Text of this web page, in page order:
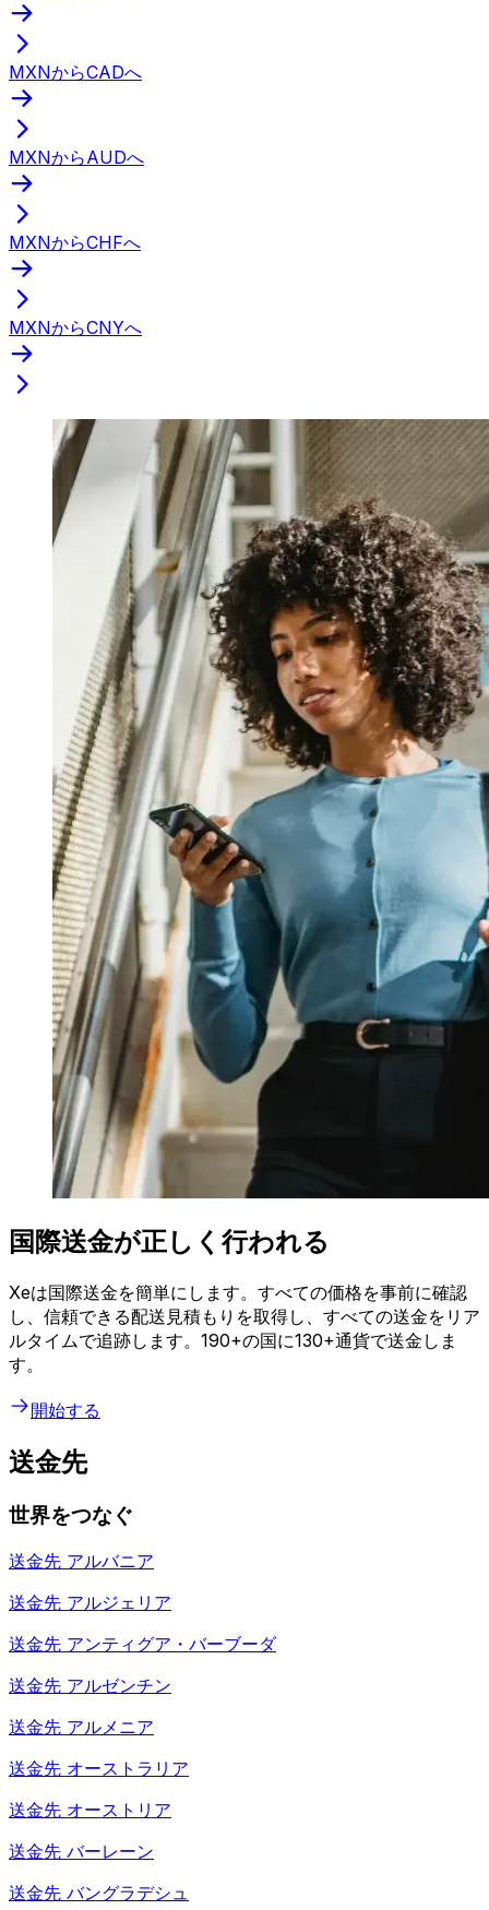
MXNからCADへ
MXNからAUDへ
MXNからCHFへ
MXNからCNYへ
国際送金が正しく行われる
Xeは国際送金を簡単にします。すべての価格を事前に確認
し、信頼できる配送見積もりを取得し、すべての送金をリア
ルタイムで追跡します。190+の国に130+通貨で送金しま
す。
開始する
送金先
世界をつなぐ
送金先 アルバニア
送金先 アルジェリア
送金先 アンティグア・バーブーダ
送金先 アルゼンチン
送金先 アルメニア
送金先 オーストラリア
送金先 オーストリア
送金先 バーレーン
送金先 バングラデシュ